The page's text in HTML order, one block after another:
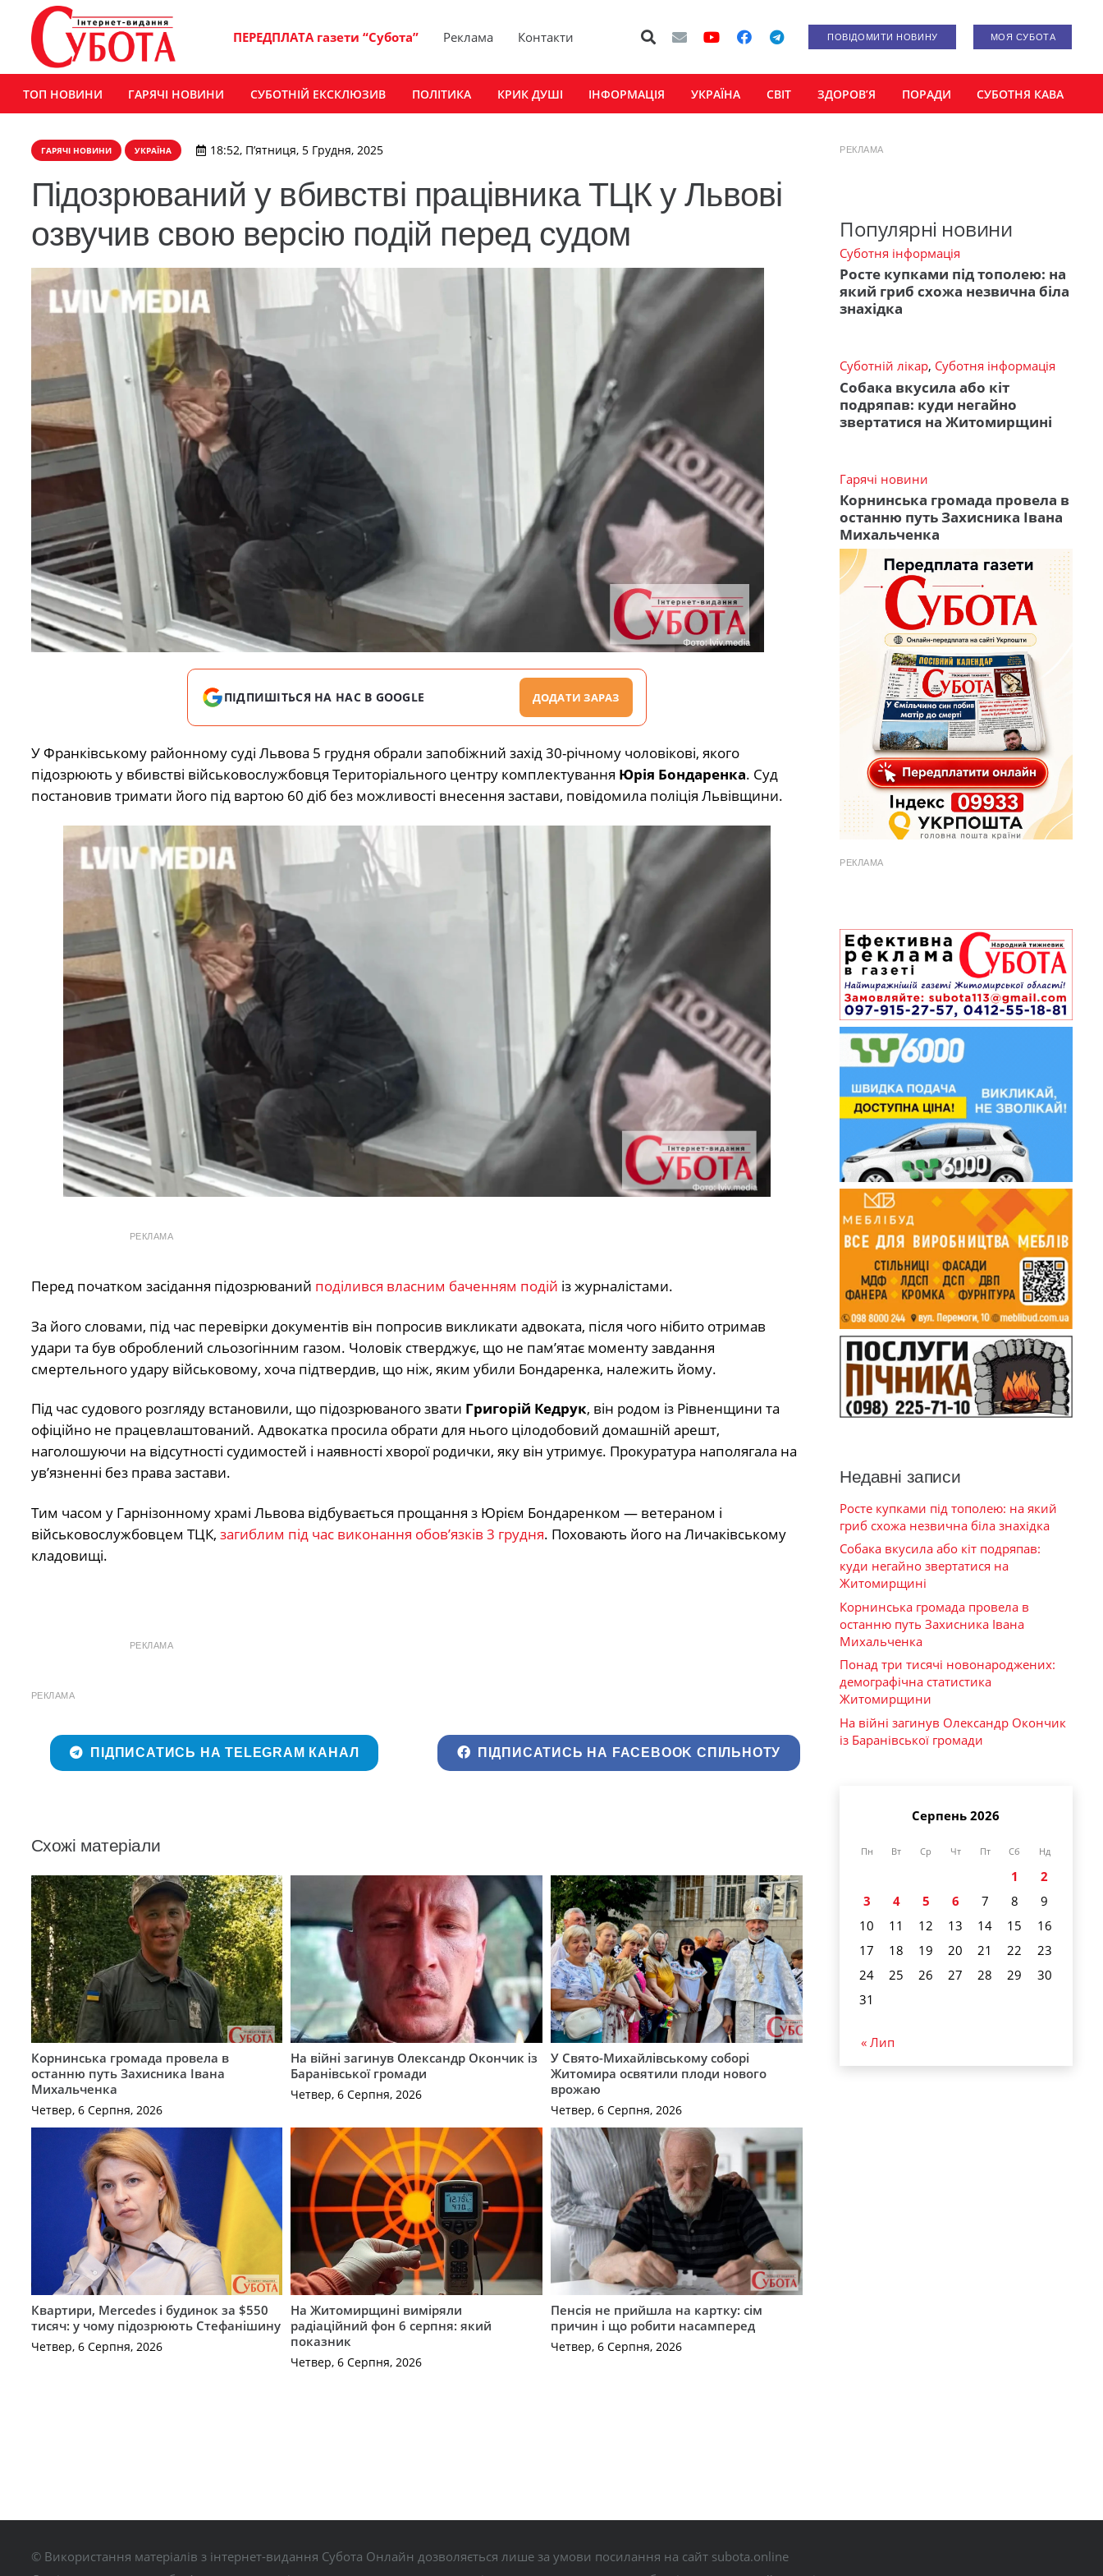
ПЕРЕДПЛАТА газети “Субота” Реклама Контакти ПОВІДОМИТИ НОВИНУ МОЯ СУБОТА
ТОП НОВИНИ ГАРЯЧІ НОВИНИ СУБОТНІЙ ЕКСКЛЮЗИВ ПОЛІТИКА КРИК ДУШІ ІНФОРМАЦІЯ УКРАЇНА СВІТ ЗДОРОВ’Я ПОРАДИ СУБОТНЯ КАВА
ГАРЯЧІ НОВИНИ УКРАЇНА 18:52, П’ятниця, 5 Грудня, 2025
Підозрюваний у вбивстві працівника ТЦК у Львові
озвучив свою версію подій перед судом
ПІДПИШІТЬСЯ НА НАС В GOOGLE ДОДАТИ ЗАРАЗ
У Франківському районному суді Львова 5 грудня обрали запобіжний захід 30-річному чоловікові, якого
підозрюють у вбивстві військовослужбовця Територіального центру комплектування Юрія Бондаренка. Суд
постановив тримати його під вартою 60 діб без можливості внесення застави, повідомила поліція Львівщини.
РЕКЛАМА
Перед початком засідання підозрюваний поділився власним баченням подій із журналістами.
За його словами, під час перевірки документів він попросив викликати адвоката, після чого нібито отримав
удари та був оброблений сльозогінним газом. Чоловік стверджує, що не пам’ятає моменту завдання
смертельного удару військовому, хоча підтвердив, що ніж, яким убили Бондаренка, належить йому.
Під час судового розгляду встановили, що підозрюваного звати Григорій Кедрук, він родом із Рівненщини та
офіційно не працевлаштований. Адвокатка просила обрати для нього цілодобовий домашній арешт,
наголошуючи на відсутності судимостей і наявності хворої родички, яку він утримує. Прокуратура наполягала на
ув’язненні без права застави.
Тим часом у Гарнізонному храмі Львова відбувається прощання з Юрієм Бондаренком — ветераном і
військовослужбовцем ТЦК, загиблим під час виконання обов’язків 3 грудня. Поховають його на Личаківському
кладовищі.
РЕКЛАМА
РЕКЛАМА
ПІДПИСАТИСЬ НА TELEGRAM КАНАЛ ПІДПИСАТИСЬ НА FACEBOOK СПІЛЬНОТУ
Схожі матеріали
Корнинська громада провела в
останню путь Захисника Івана
Михальченка
Четвер, 6 Серпня, 2026
На війні загинув Олександр Окончик із
Баранівської громади
Четвер, 6 Серпня, 2026
У Свято-Михайлівському соборі
Житомира освятили плоди нового
врожаю
Четвер, 6 Серпня, 2026
Квартири, Mercedes і будинок за $550
тисяч: у чому підозрюють Стефанішину
Четвер, 6 Серпня, 2026
На Житомирщині виміряли
радіаційний фон 6 серпня: який
показник
Четвер, 6 Серпня, 2026
Пенсія не прийшла на картку: сім
причин і що робити насамперед
Четвер, 6 Серпня, 2026
РЕКЛАМА
Популярні новини
Суботня інформація
Росте купками під тополею: на
який гриб схожа незвична біла
знахідка
Суботній лікар, Суботня інформація
Собака вкусила або кіт
подряпав: куди негайно
звертатися на Житомирщині
Гарячі новини
Корнинська громада провела в
останню путь Захисника Івана
Михальченка
РЕКЛАМА
Недавні записи
Росте купками під тополею: на який
гриб схожа незвична біла знахідка
Собака вкусила або кіт подряпав:
куди негайно звертатися на
Житомирщині
Корнинська громада провела в
останню путь Захисника Івана
Михальченка
Понад три тисячі новонароджених:
демографічна статистика
Житомирщини
На війні загинув Олександр Окончик
із Баранівської громади
Серпень 2026
Пн Вт Ср Чт Пт Сб Нд
1
2
3
4 5 6 7 8
9
10
11 12 13 14 15
16
17
18 19 20 21 22
23
24
25 26 27 28 29
30
31
« Лип
© Використання матеріалів з інтернет-видання Субота Онлайн дозволяється лише за умови посилання на сайт subota.online